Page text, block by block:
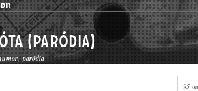
(Paródia)
paródia
95